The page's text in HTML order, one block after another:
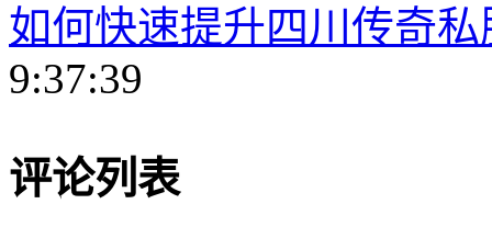
如何快速提升四川传奇
9:37:39
评论列表